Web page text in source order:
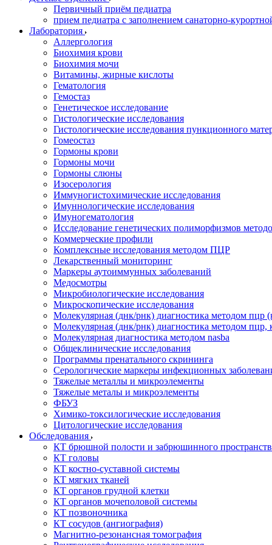
Первичный приём педиатра
прием педиатра с заполнением санаторно-
Лаборатория
Аллергология
Биохимия крови
Биохимия мочи
Витамины, жирные кислоты
Гематология
Гемостаз
Генетическое исследование
Гистологические исследования
Гистологические исследования пункционного
Гомеостаз
Гормоны крови
Гормоны мочи
Гормоны слюны
Изосерология
Иммуногистохимические исследования
Имуннологические исследования
Имуногематология
Исследование генетических полиморфизмов
Коммерческие профили
Комплексные исследования методом ПЦР
Лекарственный мониторинг
Маркеры аутоиммунных заболеваний
Медосмотры
Микробиологические исследования
Микроскопические исследования
Молекулярная (днк/рнк) диагностика методом пцр
Молекулярная (днк/рнк) диагностика методом пцр,
Молекулярная диагностика методом nasba
Общеклинические исследования
Программы пренатального скрининга
Серологические маркеры инфекционных
Тяжелые металлы и микроэлементы
Тяжелые металы и микроэлементы
ФБУЗ
Химико-токсилогические исследования
Цитологические исследования
Обследования
КТ брюшной полости и забрюшинного
КТ головы
КТ костно-суставной системы
КТ мягких тканей
КТ органов грудной клетки
КТ органов мочеполовой системы
КТ позвоночника
КТ сосудов (ангиография)
Магнитно-резонансная томография